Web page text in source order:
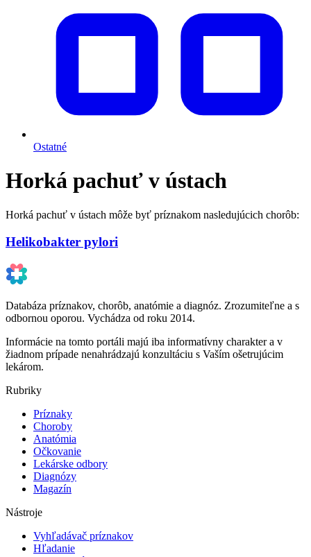
Ostatné
Horká pachuť v ústach
Horká pachuť v ústach môže byť príznakom nasledujúcich chorôb:
Helikobakter pylori
Databáza príznakov, chorôb, anatómie a diagnóz. Zrozumiteľne a s
odbornou oporou. Vychádza od roku 2014.
Informácie na tomto portáli majú iba informatívny charakter a v
žiadnom prípade nenahrádzajú konzultáciu s Vaším ošetrujúcim
lekárom.
Rubriky
Príznaky
Choroby
Anatómia
Očkovanie
Lekárske odbory
Diagnózy
Magazín
Nástroje
Vyhľadávač príznakov
Hľadanie